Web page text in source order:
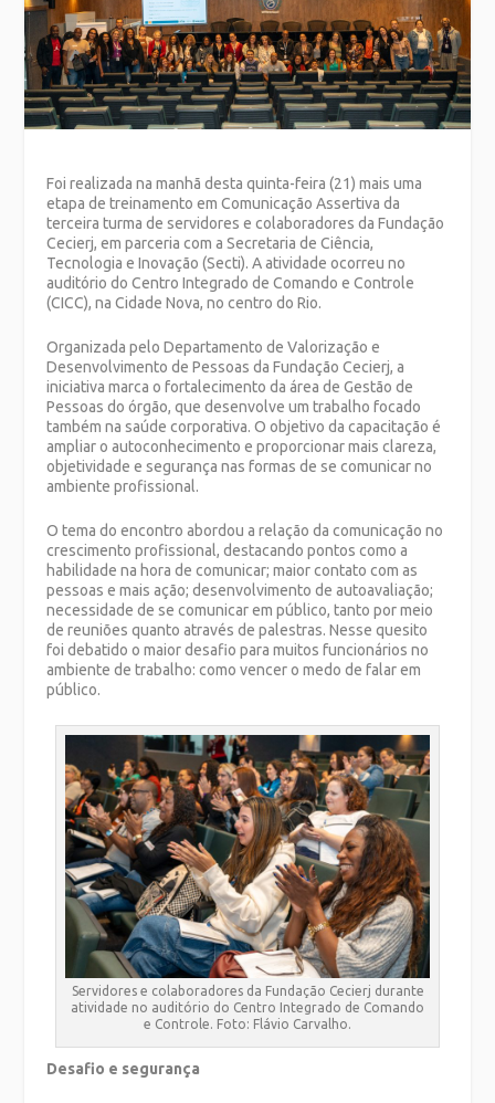
Foi realizada na manhã desta quinta-feira (21) mais uma
etapa de treinamento em Comunicação Assertiva da
terceira turma de servidores e colaboradores da Fundação
Cecierj, em parceria com a Secretaria de Ciência,
Tecnologia e Inovação (Secti). A atividade ocorreu no
auditório do Centro Integrado de Comando e Controle
(CICC), na Cidade Nova, no centro do Rio.
Organizada pelo Departamento de Valorização e
Desenvolvimento de Pessoas da Fundação Cecierj, a
iniciativa marca o fortalecimento da área de Gestão de
Pessoas do órgão, que desenvolve um trabalho focado
também na saúde corporativa. O objetivo da capacitação é
ampliar o autoconhecimento e proporcionar mais clareza,
objetividade e segurança nas formas de se comunicar no
ambiente profissional.
O tema do encontro abordou a relação da comunicação no
crescimento profissional, destacando pontos como a
habilidade na hora de comunicar; maior contato com as
pessoas e mais ação; desenvolvimento de autoavaliação;
necessidade de se comunicar em público, tanto por meio
de reuniões quanto através de palestras. Nesse quesito
foi debatido o maior desafio para muitos funcionários no
ambiente de trabalho: como vencer o medo de falar em
público.
Servidores e colaboradores da Fundação Cecierj durante
atividade no auditório do Centro Integrado de Comando
e Controle. Foto: Flávio Carvalho.
Desafio e segurança